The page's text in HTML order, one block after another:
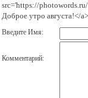
src='https://
Доброе утро августа!</a>
Введите Имя:
Комментарий: